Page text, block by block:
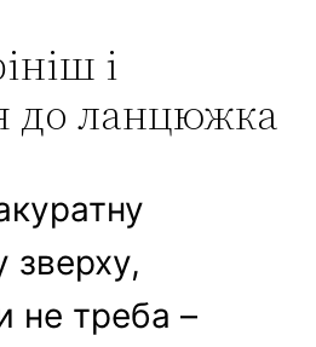
і
до ланцюжка
зверху,
не треба –